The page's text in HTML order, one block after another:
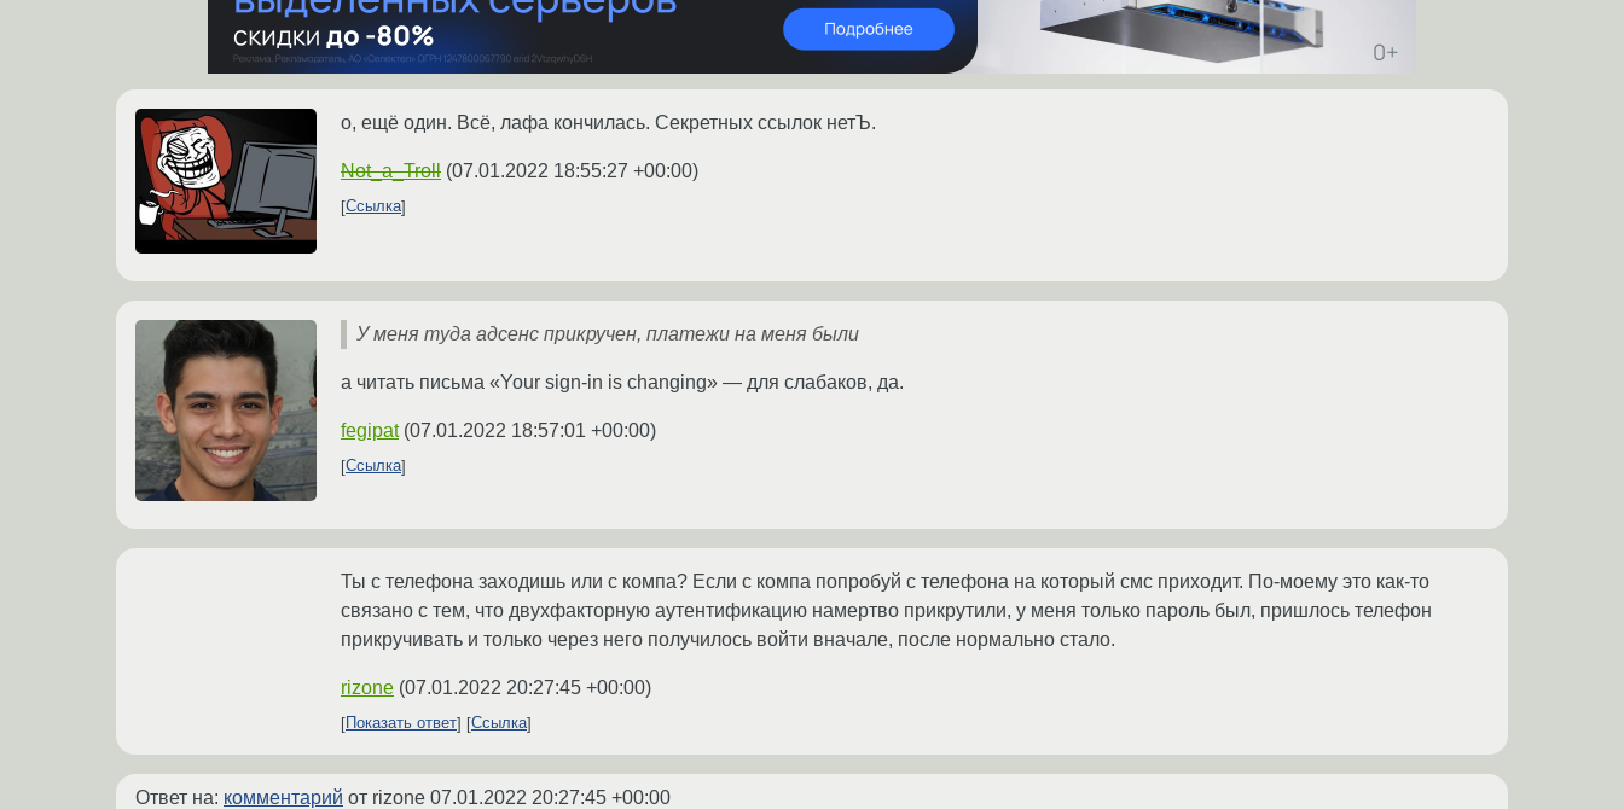
о, ещё один. Всё, лафа кончилась. Секретных ссылок нетЪ.
Not_a_Troll (07.01.2022 18:55:27 +00:00)
Ссылка
У меня туда адсенс прикручен, платежи на меня были
а читать письма «Your sign-in is changing» — для слабаков, да.
fegipat (07.01.2022 18:57:01 +00:00)
Ссылка
Ты с телефона заходишь или с компа? Если с компа попробуй с телефона на который смс приходит. По-моему это как-то
связано с тем, что двухфакторную аутентификацию намертво прикрутили, у меня только пароль был, пришлось телефон
прикручивать и только через него получилось войти вначале, после нормально стало.
rizone (07.01.2022 20:27:45 +00:00)
Показать ответ Ссылка
Ответ на: комментарий от rizone 07.01.2022 20:27:45 +00:00